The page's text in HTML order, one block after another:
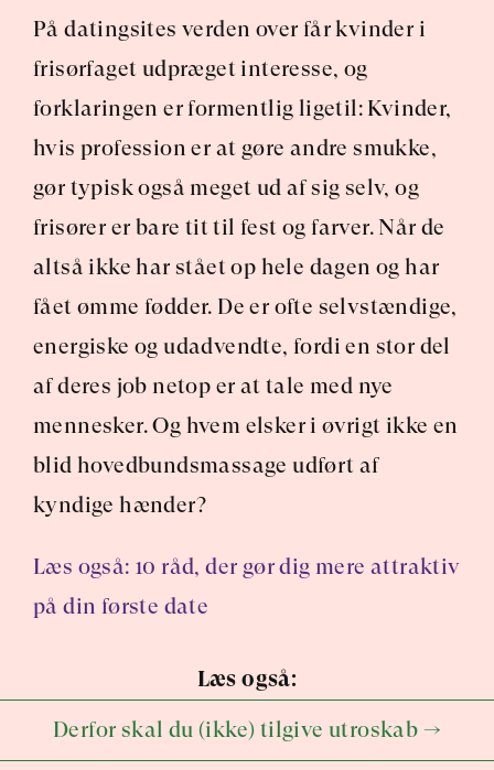
På datingsites verden over får kvinder i
frisørfaget udpræget interesse, og
forklaringen er formentlig ligetil: Kvinder,
hvis profession er at gøre andre smukke,
gør typisk også meget ud af sig selv, og
frisører er bare tit til fest og farver. Når de
altså ikke har stået op hele dagen og har
fået ømme fødder. De er ofte selvstændige,
energiske og udadvendte, fordi en stor del
af deres job netop er at tale med nye
mennesker. Og hvem elsker i øvrigt ikke en
blid hovedbundsmassage udført af
kyndige hænder?
Læs også: 10 råd, der gør dig mere attraktiv
på din første date
Læs også:
Derfor skal du (ikke) tilgive utroskab →